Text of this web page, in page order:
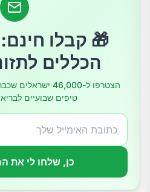
הכללים
הצטרפו ל-46,000
טיפים שבועיים
כן, שלחו לי את